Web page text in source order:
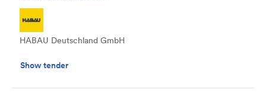
HABAU Deutschland GmbH
Show tender